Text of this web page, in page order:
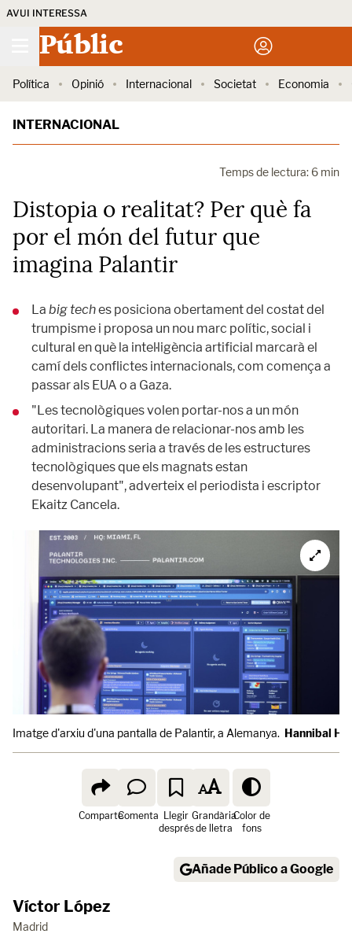
AVUI INTERESSA
Públic
Política Opinió Internacional Societat Economia
INTERNACIONAL
Temps de lectura: 6 min
Distopia o realitat? Per què fa
por el món del futur que
imagina Palantir
La big teches posiciona obertament del costat del
trumpisme i proposa un nou marc polític, social i
cultural en què la intel·ligència artificial marcarà el
camí dels conflictes internacionals, com comença a
passar als EUA o a Gaza.
"Les tecnològiques volen portar-nos a un món
autoritari. La manera de relacionar-nos amb les
administracions seria a través de les estructures
tecnològiques que els magnats estan
desenvolupant", adverteix el periodista i escriptor
Ekaitz Cancela.
Imatge d'arxiu d'una pantalla de Palantir, a Alemanya. Hannibal
ComparteComenta Llegir
després
Grandària
de lletra
Color de
fons
Añade Público a Google
Víctor López
Madrid